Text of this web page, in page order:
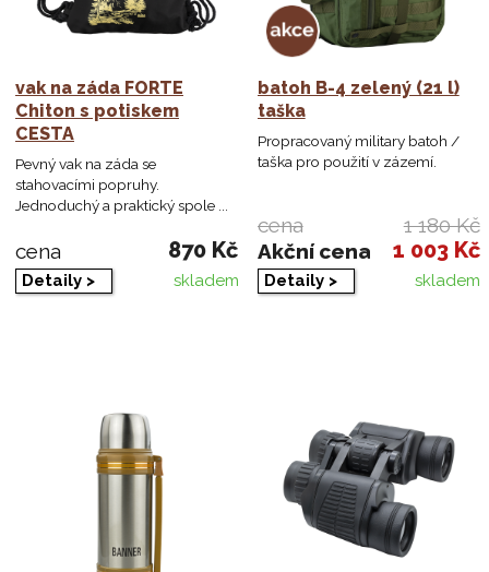
vak na záda FORTE
Chiton s potiskem
CESTA
Pevný vak na záda se
stahovacími popruhy.
Jednoduchý a praktický spole ...
cena 870 Kč
Detaily > skladem
batoh B-4 zelený (21 l)
taška
Propracovaný military batoh /
taška pro použití v zázemí.
cena
1 180 Kč
Akční cena
1 003 Kč
Detaily > skladem